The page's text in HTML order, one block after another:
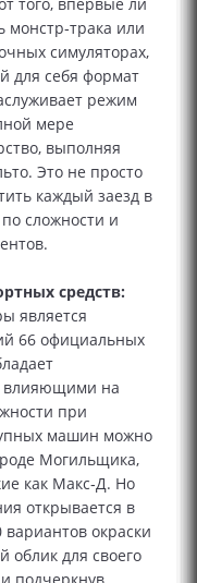
монстр‑трака или
симуляторах,
для себя формат
режим
мере
выполняя
Это не просто
каждый заезд в
сложности и
средств:
является
66 официальных
влияющими на
при
машин можно
Могильщика,
как Макс‑Д. Но
открывается в
окраски
облик для своего